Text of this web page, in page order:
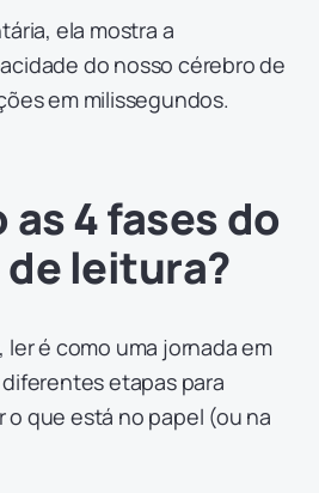
ela mostra a
do nosso cérebro de
em milissegundos.
as 4 fases do
leitura?
é como uma jornada em
etapas para
que está no papel (ou na